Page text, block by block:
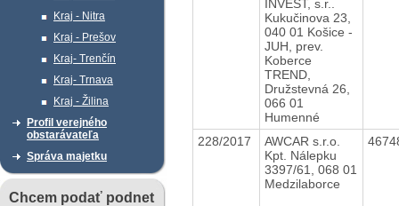
Kraj - Nitra
Kraj - Prešov
Kraj- Trenčín
Kraj- Trnava
Kraj - Žilina
Profil verejného
obstarávateľa
Správa majetku
Chcem podať podnet
INVEST, s.r..
Kukučinova 23,
040 01 Košice -
JUH, prev.
Koberce
TREND,
Družstevná 26,
066 01
Humenné
228/2017
AWCAR s.r.o.
Kpt. Nálepku
3397/61, 068 01
Medzilaborce